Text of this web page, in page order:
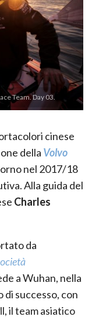
Team. Day 03.
cinese
della Volvo
nel 2017/18
Alla guida del
Charles
da
a Wuhan, nella
successo, con
il team asiatico